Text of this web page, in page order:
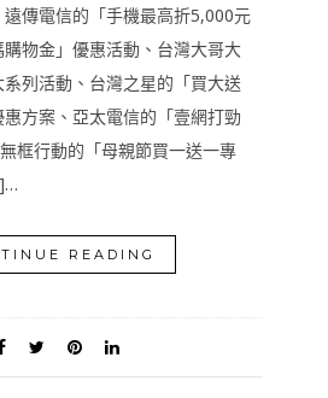
傳電信的「手機最高折5,000元
物金」優惠活動、台灣大哥大
系列活動、台灣之星的「買大送
方案、亞太電信的「壹網打勁
框行動的「母親節買一送一專
READING